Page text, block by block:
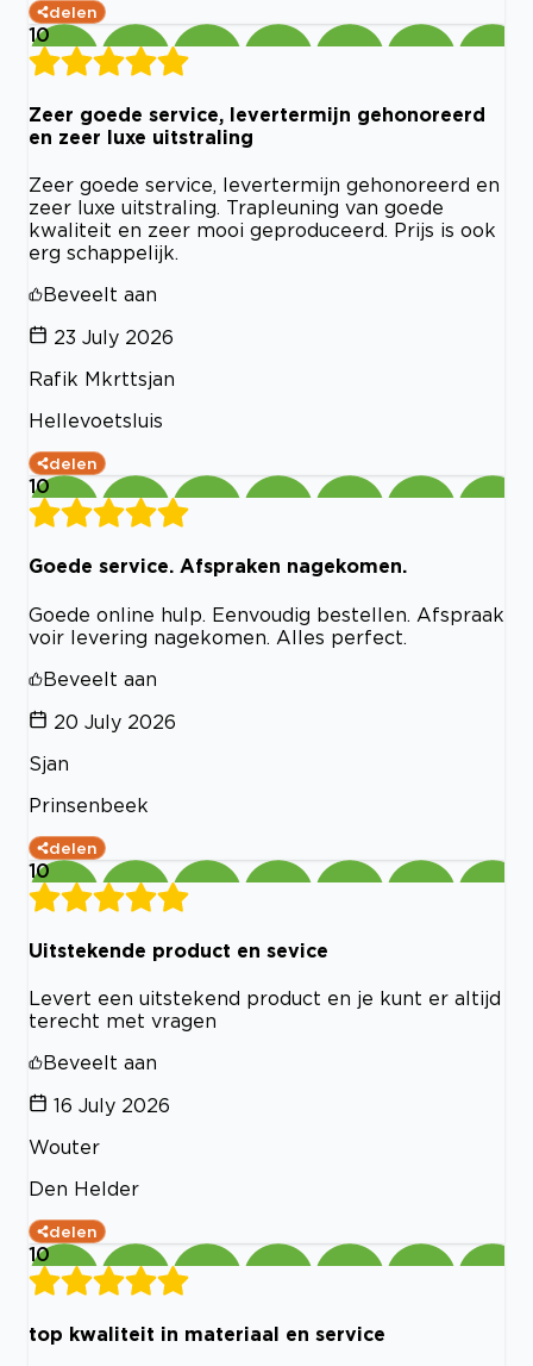
delen
10
Zeer goede service, levertermijn gehonoreerd
en zeer luxe uitstraling
Zeer goede service, levertermijn gehonoreerd en
zeer luxe uitstraling. Trapleuning van goede
kwaliteit en zeer mooi geproduceerd. Prijs is ook
erg schappelijk.
Beveelt aan
23 July 2026
Rafik Mkrttsjan
Hellevoetsluis
delen
10
Goede service. Afspraken nagekomen.
Goede online hulp. Eenvoudig bestellen. Afspraak
voir levering nagekomen. Alles perfect.
Beveelt aan
20 July 2026
Sjan
Prinsenbeek
delen
10
Uitstekende product en sevice
Levert een uitstekend product en je kunt er altijd
terecht met vragen
Beveelt aan
16 July 2026
Wouter
Den Helder
delen
10
top kwaliteit in materiaal en service